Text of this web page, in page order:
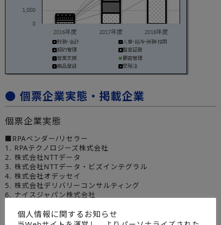
● 個票企業実態・掲載企業
個票企業実態
■RPAベンダー/リセラー
1. RPAテクノロジーズ株式会社
2. 株式会社NTTデータ
3. 株式会社NTTデータ・ビズインテグラル
4. 株式会社オデッセイ
5. 株式会社デリバリーコンサルティング
6. ナイスジャパン株式会社
8. 株式会社日立ソリューションズ
9. ペガジャパン株式会社
個人情報に関するお知らせ